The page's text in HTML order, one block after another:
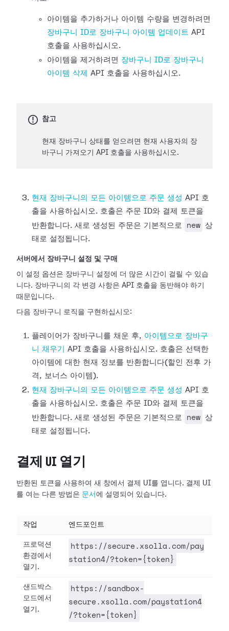
아이템을 추가하거나 아이템 수량을 변경하려면
장바구니 ID로 장바구니 아이템 업데이트 API
호출을 사용하십시오.
아이템을 제거하려면 장바구니 ID로 장바구니
아이템 삭제
API 호출을 사용하십시오.
참고
현재 장바구니 상태를 얻으려면 현재 사용자의 장
바구니 가져오기 API 호출을 사용하십시오.
현재 장바구니의 모든 아이템으로 주문 생성 API 호
출을 사용하십시오. 호출은 주문 ID와 결제 토큰을
반환합니다. 새로 생성된 주문은 기본적으로
new 상
태로 설정됩니다.
서버에서 장바구니 설정 및 구매
이 설정 옵션은 장바구니 설정에 더 많은 시간이 걸릴 수 있습
니다. 장바구니의 각 변경 사항은 API 호출을 동반해야 하기
때문입니다.
다음 장바구니 로직을 구현하십시오:
플레이어가 장바구니를 채운 후, 아이템으로 장바구
니 채우기
API 호출을 사용하십시오. 호출은 선택한
아이템에 대한 현재 정보를 반환합니다(할인 전후 가
격, 보너스 아이템).
현재 장바구니의 모든 아이템으로 주문 생성 API 호
출을 사용하십시오. 호출은 주문 ID와 결제 토큰을
반환합니다. 새로 생성된 주문은 기본적으로
new 상
태로 설정됩니다.
결제 UI 열기
반환된 토큰을 사용하여 새 창에서 결제 UI를 엽니다. 결제 UI
를 여는 다른 방법은 문서 에 설명되어 있습니다.
작업 엔드포인트
프로덕션
환경에서
열기.
https://secure.xsolla.com/pay
station4/?token={token}
샌드박스
모드에서
열기.
https://sandbox-
secure.xsolla.com/paystation4
/?token={token}